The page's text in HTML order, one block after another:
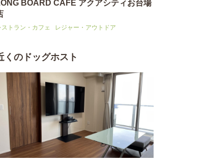
BOARD CAFE アクアシティお台場
ストラン・カフェ レジャー・アウトドア
くのドッグホスト